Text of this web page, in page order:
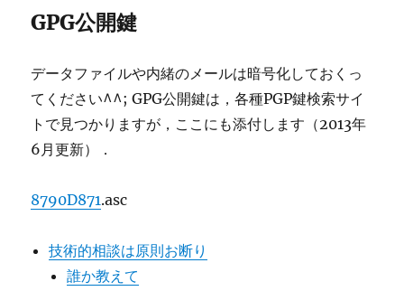
GPG公開鍵
データファイルや内緒のメールは暗号化しておくっ
てください^^; GPG公開鍵は，各種PGP鍵検索サイ
トで見つかりますが，ここにも添付します（2013年
6月更新）．
8790D871.asc
技術的相談は原則お断り
誰か教えて